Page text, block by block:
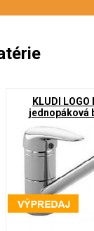
KLUDI
jednopáková